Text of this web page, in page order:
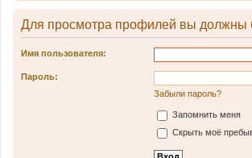
Для просмотра профилей вы должны
Имя пользователя:
Пароль:
Забыли пароль?
Запомнить меня
Скрыть моё